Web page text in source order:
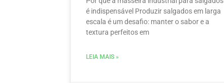
é indispensável Produzir salgados em larga
escala é um desafio: manter o sabor e a
textura perfeitos em
LEIA MAIS »